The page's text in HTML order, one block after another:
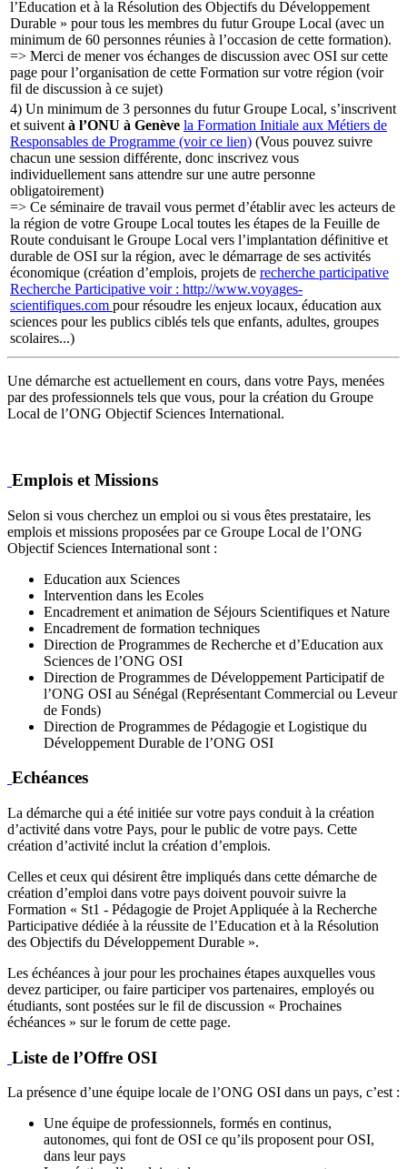
l’Education et à la Résolution des Objectifs du Développement
Durable » pour tous les membres du futur Groupe Local (avec un
minimum de 60 personnes réunies à l’occasion de cette formation).
=> Merci de mener vos échanges de discussion avec OSI sur cette
page pour l’organisation de cette Formation sur votre région (voir
fil de discussion à ce sujet)
4) Un minimum de 3 personnes du futur Groupe Local, s’inscrivent
et suivent à l’ONU à Genève la Formation Initiale aux Métiers de
Responsables de Programme (voir ce lien) (Vous pouvez suivre
chacun une session différente, donc inscrivez vous
individuellement sans attendre sur une autre personne
obligatoirement)
=> Ce séminaire de travail vous permet d’établir avec les acteurs de
la région de votre Groupe Local toutes les étapes de la Feuille de
Route conduisant le Groupe Local vers l’implantation définitive et
durable de OSI sur la région, avec le démarrage de ses activités
économique (création d’emplois, projets de recherche participative
Recherche Participative voir : http://www.voyages-
scientifiques.com pour résoudre les enjeux locaux, éducation aux
sciences pour les publics ciblés tels que enfants, adultes, groupes
scolaires...)
Une démarche est actuellement en cours, dans votre Pays, menées
par des professionnels tels que vous, pour la création du Groupe
Local de l’ONG Objectif Sciences International.
Emplois et Missions
Selon si vous cherchez un emploi ou si vous êtes prestataire, les
emplois et missions proposées par ce Groupe Local de l’ONG
Objectif Sciences International sont :
Education aux Sciences
Intervention dans les Ecoles
Encadrement et animation de Séjours Scientifiques et Nature
Encadrement de formation techniques
Direction de Programmes de Recherche et d’Education aux
Sciences de l’ONG OSI
Direction de Programmes de Développement Participatif de
l’ONG OSI au Sénégal (Représentant Commercial ou Leveur
de Fonds)
Direction de Programmes de Pédagogie et Logistique du
Développement Durable de l’ONG OSI
Echéances
La démarche qui a été initiée sur votre pays conduit à la création
d’activité dans votre Pays, pour le public de votre pays. Cette
création d’activité inclut la création d’emplois.
Celles et ceux qui désirent être impliqués dans cette démarche de
création d’emploi dans votre pays doivent pouvoir suivre la
Formation « St1 - Pédagogie de Projet Appliquée à la Recherche
Participative dédiée à la réussite de l’Education et à la Résolution
des Objectifs du Développement Durable ».
Les échéances à jour pour les prochaines étapes auxquelles vous
devez participer, ou faire participer vos partenaires, employés ou
étudiants, sont postées sur le fil de discussion « Prochaines
échéances » sur le forum de cette page.
Liste de l’Offre OSI
La présence d’une équipe locale de l’ONG OSI dans un pays, c’est :
Une équipe de professionnels, formés en continus,
autonomes, qui font de OSI ce qu’ils proposent pour OSI,
dans leur pays